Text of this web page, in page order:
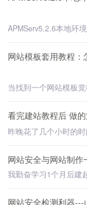
网站模板套用教程：
看完建站教程后 做
网站安全与网站制作
网站安全检测利器---